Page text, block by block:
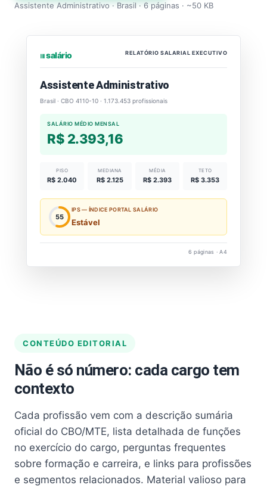
Assistente Administrativo · Brasil · 6 páginas · ~50 KB
⏐⏐⏐ salário RELATÓRIO SALARIAL EXECUTIVO
Assistente Administrativo
Brasil · CBO 4110-10 · 1.173.453 profissionais
SALÁRIO MÉDIO MENSAL
R$ 2.393,16
PISO
R$ 2.040
MEDIANA
R$ 2.125
MÉDIA
R$ 2.393
TETO
R$ 3.353
55
IPS — ÍNDICE PORTAL SALÁRIO
Estável
6 páginas · A4
CONTEÚDO EDITORIAL
Não é só número: cada cargo tem
contexto
Cada profissão vem com a descrição sumária
oficial do CBO/MTE, lista detalhada de funções
no exercício do cargo, perguntas frequentes
sobre formação e carreira, e links para profissões
e segmentos relacionados. Material valioso para